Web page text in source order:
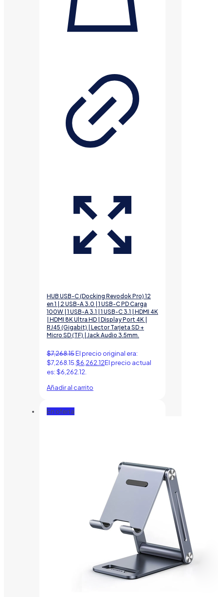
HUB USB-C (Docking Revodok Pro) 12
en 1 | 2 USB-A 3.0 | 1 USB-C PD Carga
100W | 1 USB-A 3.1 | 1 USB-C 3.1 | HDMI 4K
| HDMI 8K Ultra HD | Display Port 4K |
RJ45 (Gigabit) | Lector Tarjeta SD +
Micro SD (TF) | Jack Audio 3.5mm.
$7,268.15El precio original era:
$7,268.15. $6,262.12El precio actual
es: $6,262.12.
Añadir al carrito
En oferta